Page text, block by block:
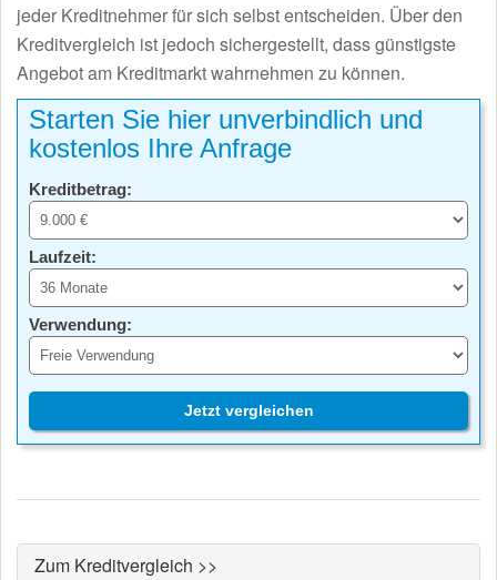
jeder Kreditnehmer für sich selbst entscheiden. Über den
Kreditvergleich ist jedoch sichergestellt, dass günstigste
Angebot am Kreditmarkt wahrnehmen zu können.
Starten Sie hier unverbindlich und
kostenlos Ihre Anfrage
Kreditbetrag:
Laufzeit:
Verwendung:
Jetzt vergleichen
Zum Kreditvergleich >>